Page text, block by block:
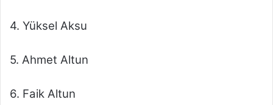
4. Yüksel Aksu
5. Ahmet Altun
6. Faik Altun